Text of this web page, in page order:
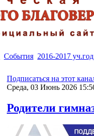
События 2016-2017 уч.год
Подписаться на этот
Среда, 03 Июнь 2026
Родители